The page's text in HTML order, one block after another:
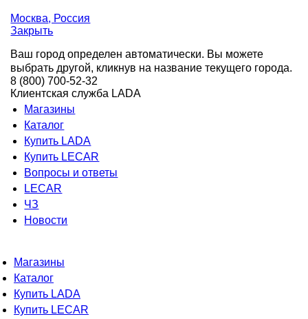
Москва, Россия
Закрыть
Ваш город определен автоматически. Вы можете
выбрать другой, кликнув на название текущего города.
8 (800) 700-52-32
Клиентская служба LADA
Магазины
Каталог
Купить LADA
Купить LECAR
Вопросы и ответы
LECAR
ЧЗ
Новости
Магазины
Каталог
Купить LADA
Купить LECAR